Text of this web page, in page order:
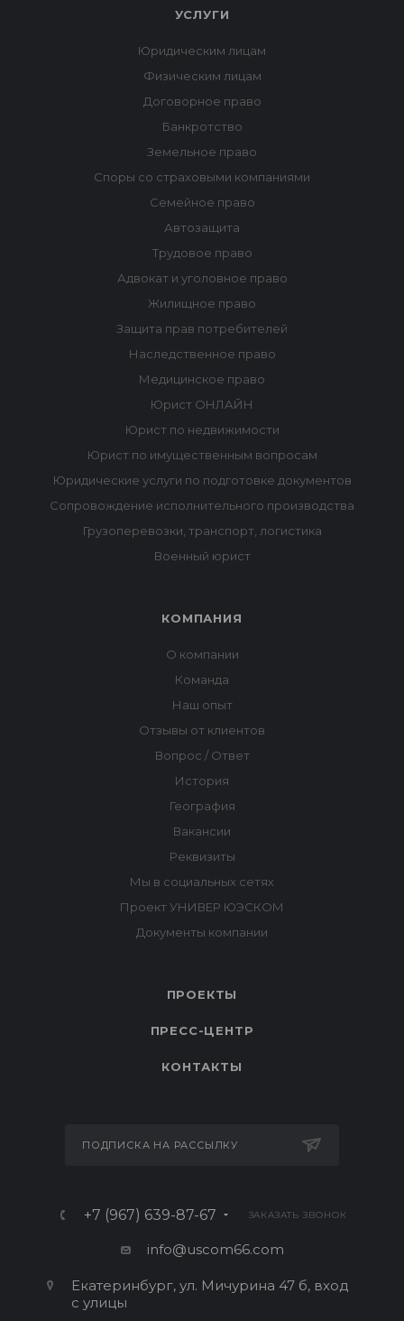
ПРОЕКТЫ
ПРЕСС-ЦЕНТР
КОНТАКТЫ
ПОДПИСКА НА РАССЫЛКУ
+7 (967) 639-87-67 ЗАКАЗАТЬ ЗВОНОК
info@uscom66.com
Екатеринбург, ул. Мичурина 47 б, вход
с улицы